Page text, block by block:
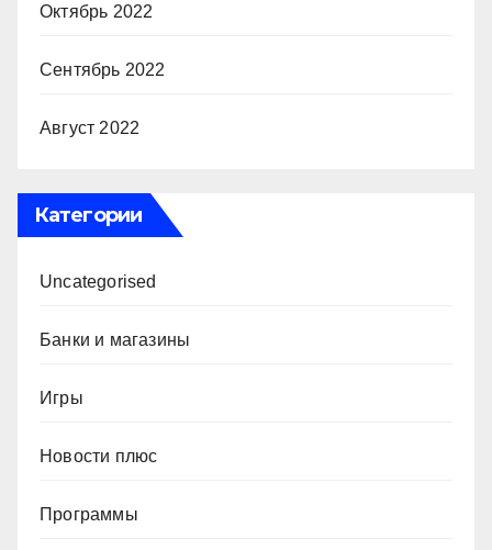
Октябрь 2022
Сентябрь 2022
Август 2022
Категории
Uncategorised
Банки и магазины
Игры
Новости плюс
Программы